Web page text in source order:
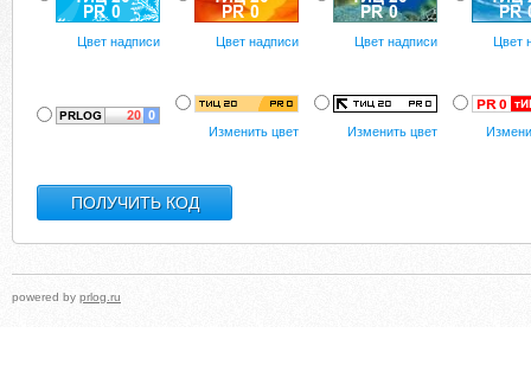
Цвет надписи Цвет надписи Цвет надписи Цвет
Изменить цвет Изменить цвет
powered by prlog.ru